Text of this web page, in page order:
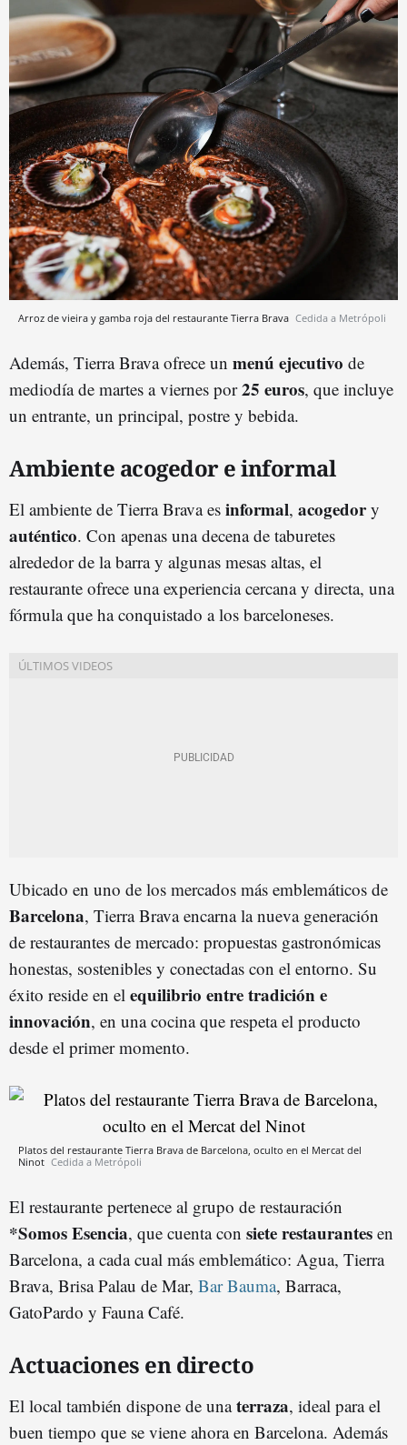
Arroz de vieira y gamba roja del restaurante Tierra Brava Cedida a Metrópoli
Además, Tierra Brava ofrece un menú ejecutivo de
mediodía de martes a viernes por25 euros, que incluye
un entrante, un principal, postre y bebida.
Ambiente acogedor e informal
El ambiente de Tierra Brava es informal, acogedory
auténtico. Con apenas una decena de taburetes
alrededor de la barra y algunas mesas altas, el
restaurante ofrece una experiencia cercana y directa, una
fórmula que ha conquistado a los barceloneses.
Ubicado en uno de los mercados más emblemáticos de
Barcelona, Tierra Brava encarna la nueva generación
de restaurantes de mercado: propuestas gastronómicas
honestas, sostenibles y conectadas con el entorno. Su
éxito reside en el equilibrio entre tradición e
innovación, en una cocina que respeta el producto
desde el primer momento.
Platos del restaurante Tierra Brava de Barcelona, oculto en el Mercat del
Ninot Cedida a Metrópoli
El restaurante pertenece al grupo de restauración
*Somos Esencia, que cuenta con siete restaurantes en
Barcelona, a cada cual más emblemático: Agua, Tierra
Brava, Brisa Palau de Mar, Bar Bauma, Barraca,
GatoPardo y Fauna Café.
Actuaciones en directo
El local también dispone de unaterraza, ideal para el
buen tiempo que se viene ahora en Barcelona. Además